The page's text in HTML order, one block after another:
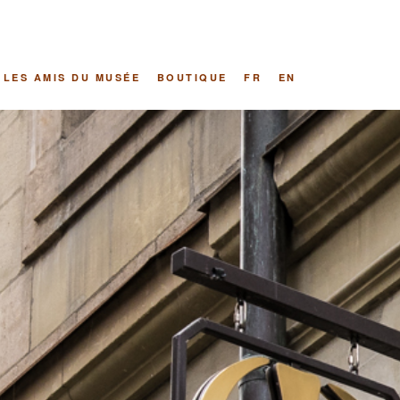
LES AMIS DU MUSÉE BOUTIQUE FR EN